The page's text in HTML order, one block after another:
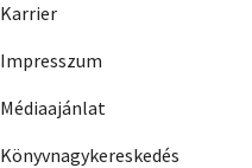
Karrier
Impresszum
Médiaajánlat
Könyvnagykereskedés